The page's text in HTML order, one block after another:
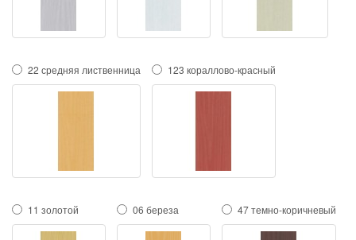
22 средняя лиственница 123 кораллово-красный
11 золотой 06 береза 47 темно-коричневый